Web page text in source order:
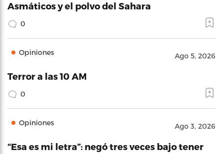
Asmáticos y el polvo del Sahara
0
Opiniones Ago 5, 2026
Terror a las 10 AM
0
Opiniones Ago 3, 2026
“Esa es mi letra”: negó tres veces bajo tener